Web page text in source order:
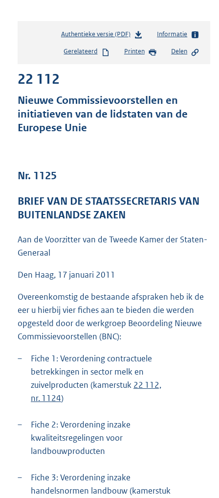
Authentieke versie (PDF)b
s
s
g
6
Informatie
Gerelateerd Printen Delen
22 112
Nieuwe Commissievoorstellen en
initiatieven van de lidstaten van de
Europese Unie
Nr. 1125
BRIEF VAN DE STAATSSECRETARIS VAN
BUITENLANDSE ZAKEN
Aan de Voorzitter van de Tweede Kamer der Staten-
Generaal
Den Haag, 17 januari 2011
Overeenkomstig de bestaande afspraken heb ik de
eer u hierbij vier fiches aan te bieden die werden
opgesteld door de werkgroep Beoordeling Nieuwe
Commissievoorstellen (BNC):
–
Fiche 1: Verordening contractuele
betrekkingen in sector melk en
zuivelproducten (kamerstuk 22 112,
nr. 1124)
–
Fiche 2: Verordening inzake
kwaliteitsregelingen voor
landbouwproducten
–
Fiche 3: Verordening inzake
handelsnormen landbouw (kamerstuk